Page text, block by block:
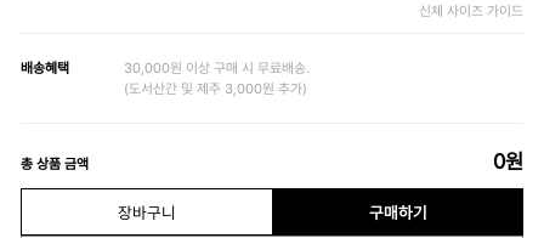
신체 사이즈 가이드
배송혜택
30,000원 이상 구매 시 무료배송.
(도서산간 및 제주 3,000원 추가)
총 상품 금액 0원
장바구니 구매하기